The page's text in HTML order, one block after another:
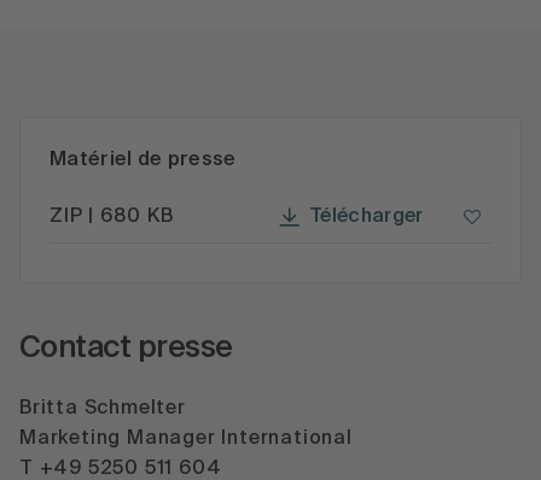
Matériel de presse
ZIP | 680 KB Télécharger
Contact presse
Britta Schmelter
Marketing Manager International
T +49 5250 511 604